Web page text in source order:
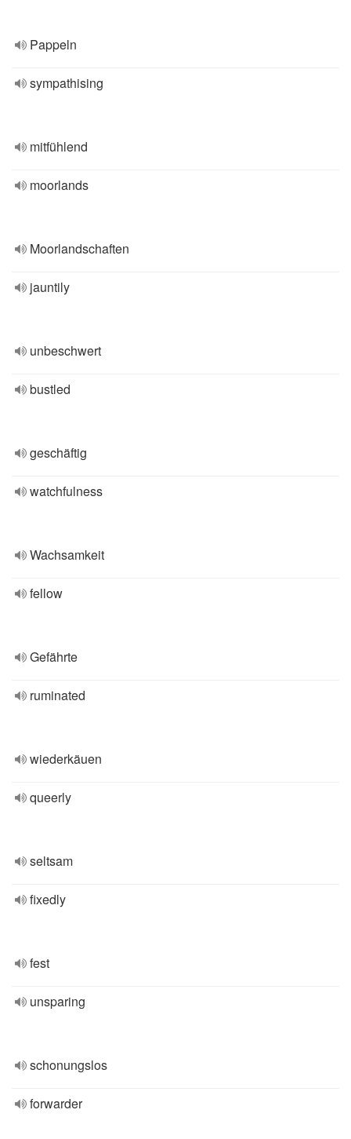
Pappeln
sympathising
mitfühlend
moorlands
Moorlandschaften
jauntily
unbeschwert
bustled
geschäftig
watchfulness
Wachsamkeit
fellow
Gefährte
ruminated
wiederkäuen
queerly
seltsam
fixedly
fest
unsparing
schonungslos
forwarder